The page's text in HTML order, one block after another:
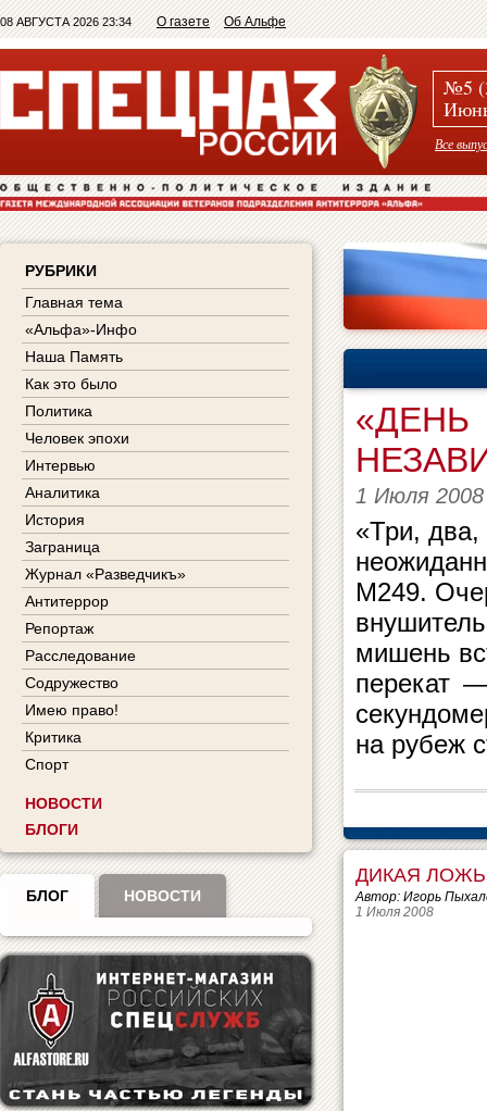
08 АВГУСТА 2026 23:34 О газете Об Альфе
№5
Все
РУБРИКИ
Главная тема
«Альфа»-Инфо
Наша Память
Как это было
Политика
Человек эпохи
Интервью
Аналитика
История
Заграница
Журнал «Разведчикъ»
Антитеррор
Репортаж
Расследование
Содружество
Имею право!
Критика
Спорт
НОВОСТИ
БЛОГИ
БЛОГ НОВОСТИ
«ДЕНЬ
1 Июля 2008
«Три,
М249.
мишень
перекат
на рубеж
ДИКАЯ ЛОЖЬ
Автор: Игорь
1 Июля 2008